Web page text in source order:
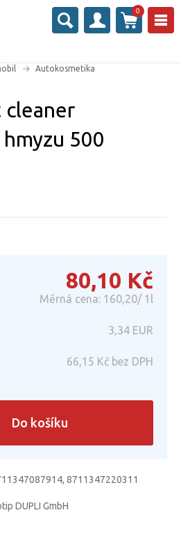
0
Autokosmetika
500
80,10 Kč
Měrná cena: 160,20/ 1l
3,34 EUR
66,15 Kč bez DPH
Do košíku
8711347220311
DUPLI GmbH